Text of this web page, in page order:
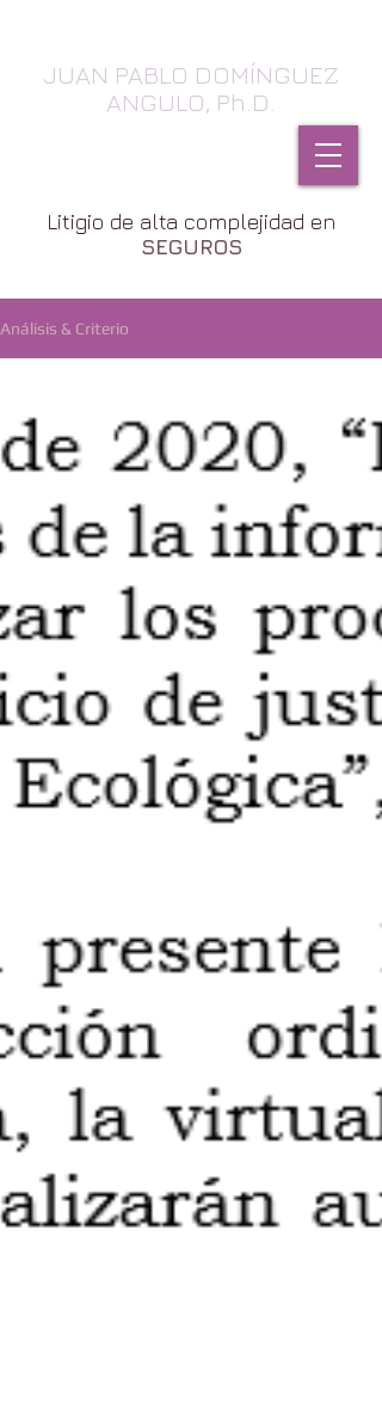
JUAN PABLO DOMÍNGUEZ
ANGULO, Ph.D.
Litigio de alta complejidad en
SEGUROS
Análisis & Criterio